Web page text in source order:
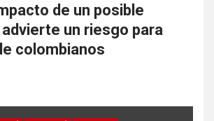
de un posible
un riesgo para
colombianos